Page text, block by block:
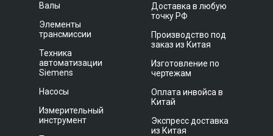
Валы
Элементы
трансмиссии
Техника
автоматизации
Siemens
Насосы
Измерительный
инструмент
Доставка в любую
точку РФ
Производство под
заказ из Китая
Изготовление по
чертежам
Оплата инвойса в
Китай
Экспресс доставка
из Китая